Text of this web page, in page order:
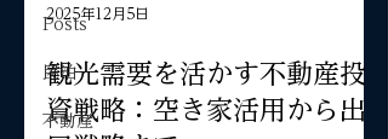
Posts
民泊
不動産
2025年12月5日
観光需要を活かす不動産投
資戦略：空き家活用から出